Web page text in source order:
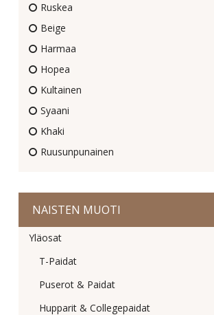
Ruskea
Beige
Harmaa
Hopea
Kultainen
Syaani
Khaki
Ruusunpunainen
NAISTEN MUOTI
Yläosat
T-Paidat
Puserot & Paidat
Hupparit & Collegepaidat